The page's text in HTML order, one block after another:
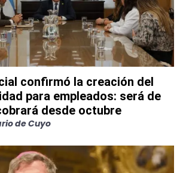
confirmó la creación del
para empleados: será de
desde octubre
de Cuyo